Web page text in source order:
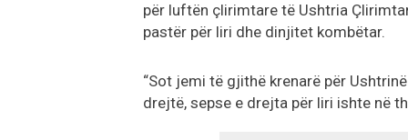
për luftën çlirimtare të Ushtria
pastër për liri dhe dinjitet kombëtar.
“Sot jemi të gjithë krenarë për
drejtë, sepse e drejta për liri ishte në